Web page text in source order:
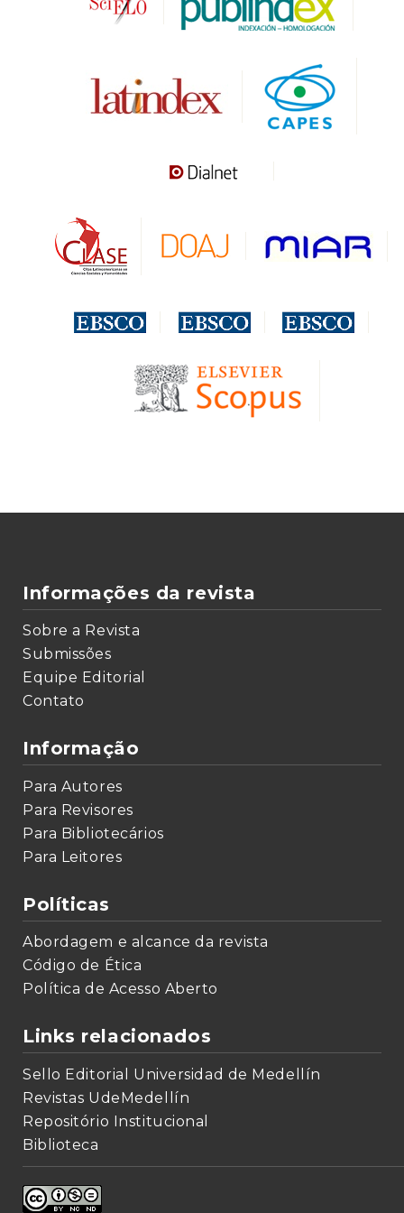
Informações da revista
Sobre a Revista
Submissões
Equipe Editorial
Contato
Informação
Para Autores
Para Revisores
Para Bibliotecários
Para Leitores
Políticas
Abordagem e alcance da revista
Código de Ética
Política de Acesso Aberto
Links relacionados
Sello Editorial Universidad de Medellín
Revistas UdeMedellín
Repositório Institucional
Biblioteca